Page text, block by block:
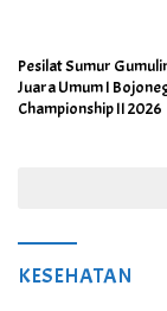
Pesilat Sumur
Juara Umum I
Championship II 2026
KESEHATAN